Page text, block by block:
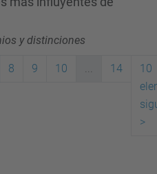
y distinciones
8 9 10 ... 14
10
>